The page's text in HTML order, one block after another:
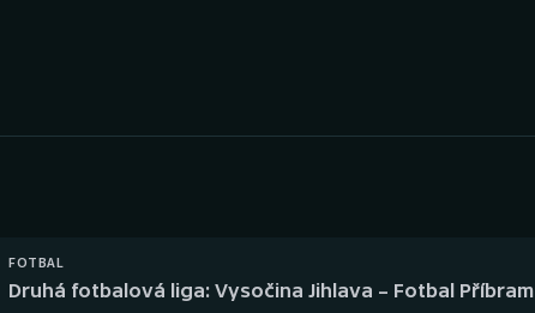
Gymnastika Plážový volejbal
FOTBAL
Druhá fotbalová liga: Vysočina Jihlava – Fotbal Příbram